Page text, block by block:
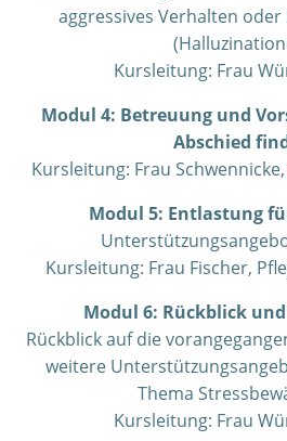
aggressives Verhalten
Kursleitung: Frau
Modul 4: Betreuung und
Abschied
Kursleitung: Frau
Modul 5: Entlastung
Kursleitung: Frau Fischer,
Modul 6: Rückblick
Rückblick auf die
weitere
Thema
Kursleitung: Frau